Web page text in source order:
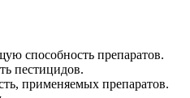
способность препаратов.
пестицидов.
применяемых препаратов.